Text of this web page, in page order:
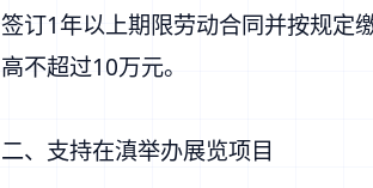
签订1年以上期限劳动合同并按规定
高不超过10万元。
二、支持在滇举办展览项目